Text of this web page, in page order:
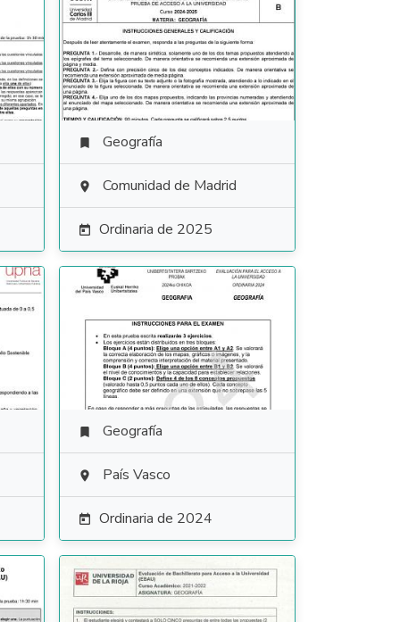
 Geografía
 Comunidad de Madrid
 Ordinaria de 2025
 Geografía
 País Vasco
 Ordinaria de 2024